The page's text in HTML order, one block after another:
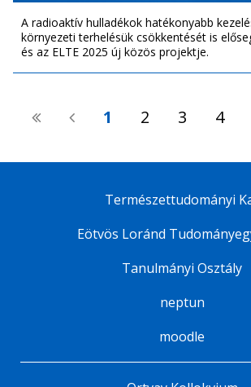
A radioaktív hulladékok hatékonyabb
környezeti terhelésük csökkentését is
és az ELTE 2025 új közös projektje.
1 2 3 4
Természettudományi
Eötvös Loránd
Tanulmányi Osztály
neptun
moodle